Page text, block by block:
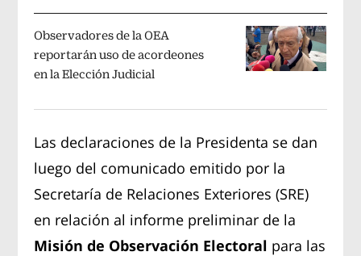
Observadores de la OEA
reportarán uso de acordeones
en la Elección Judicial
Las declaraciones de la Presidenta se dan
luego del comunicado emitido por la
Secretaría de Relaciones Exteriores (SRE)
en relación al informe preliminar de la
Misión de Observación Electoral para las